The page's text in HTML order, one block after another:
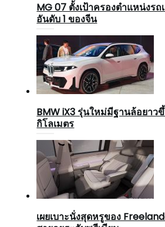
MG 07 ตั้งเป้าครองตำแหน่งร
อันดับ 1 ของจีน
BMW iX3 รุ่นใหม่มีฐานล้อยาว
กิโลเมตร
เผยเบาะนั่งสุดหรูของ